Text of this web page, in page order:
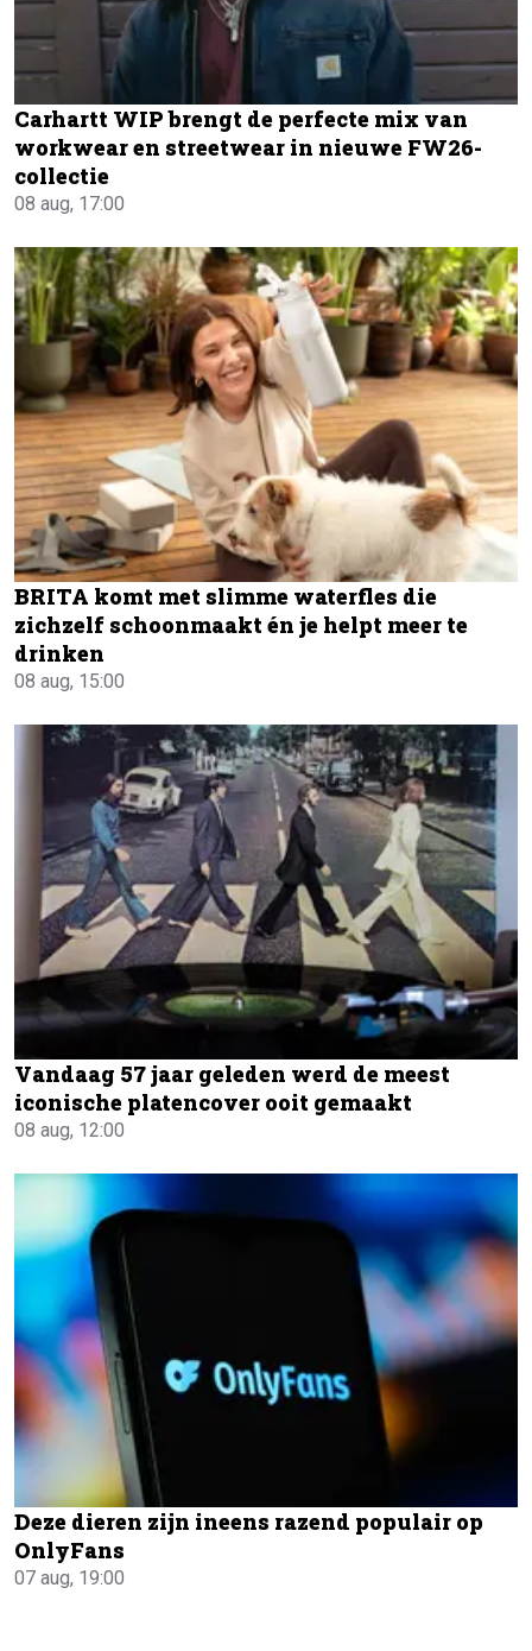
Carhartt WIP brengt de perfecte mix van
workwear en streetwear in nieuwe FW26-
collectie
08 aug, 17:00
BRITA komt met slimme waterfles die
zichzelf schoonmaakt én je helpt meer te
drinken
08 aug, 15:00
Vandaag 57 jaar geleden werd de meest
iconische platencover ooit gemaakt
08 aug, 12:00
Deze dieren zijn ineens razend populair op
OnlyFans
07 aug, 19:00